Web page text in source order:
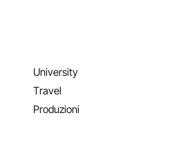
University
Travel
Produzioni